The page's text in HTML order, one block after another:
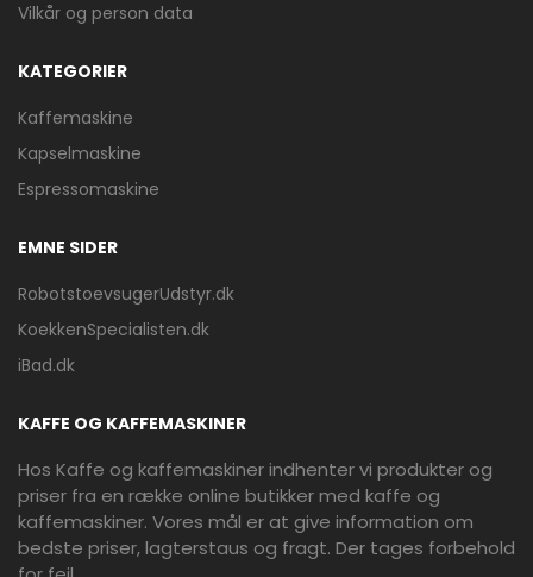
Vilkår og person data
KATEGORIER
Kaffemaskine
Kapselmaskine
Espressomaskine
EMNE SIDER
RobotstoevsugerUdstyr.dk
KoekkenSpecialisten.dk
iBad.dk
KAFFE OG KAFFEMASKINER
Hos Kaffe og kaffemaskiner indhenter vi produkter og
priser fra en række online butikker med kaffe og
kaffemaskiner. Vores mål er at give information om
bedste priser, lagterstaus og fragt. Der tages forbehold